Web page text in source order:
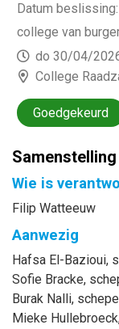
Datum beslissing:
college van
do 30/04/
College
Goedgekeurd
Samenstelling
Wie is
Filip Watteeuw
Aanwezig
Hafsa El-Bazioui,
Sofie Bracke,
Burak Nalli,
Mieke Hullebroeck